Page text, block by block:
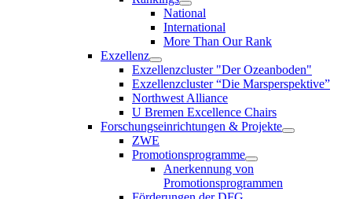
National
International
More Than Our Rank
Exzellenz
Exzellenzcluster "Der Ozeanboden"
Exzellenzcluster “Die Marsperspektive”
Northwest Alliance
U Bremen Excellence Chairs
Forschungseinrichtungen & Projekte
ZWE
Promotionsprogramme
Anerkennung von
Promotionsprogrammen